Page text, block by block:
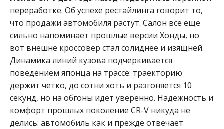
переработке. Об успехе рестайлинга говорит то,
что продажи автомобиля растут. Салон все еще
сильно напоминает прошлые версии Хонды, но
вот внешне кроссовер стал солиднее и изящней.
Динамика линий кузова подчеркивается
поведением японца на трассе: траекторию
держит четко, до сотни хоть и разгоняется 10
секунд, но на обгоны идет уверенно. Надежность и
комфорт прошлых поколение CR-V никуда не
делись: автомобиль как и прежде отвечает